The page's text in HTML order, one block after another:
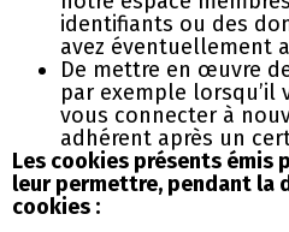
identifiants ou des
avez éventuellement
De mettre en œuvre
par exemple lorsqu’il
vous connecter à
adhérent après un
Les cookies présents émis
leur permettre, pendant la
cookies :